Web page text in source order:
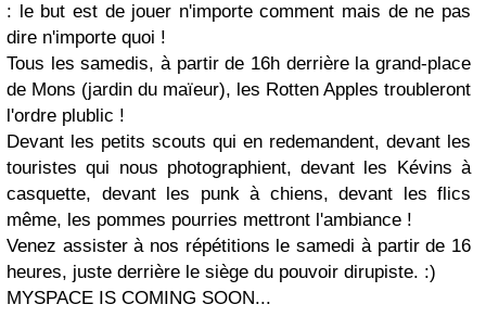
: le but est de jouer n'importe comment mais de ne pas
dire n'importe quoi !
Tous les samedis, à partir de 16h derrière la grand-place
de Mons (jardin du maïeur), les Rotten Apples troubleront
l'ordre plublic !
Devant les petits scouts qui en redemandent, devant les
touristes qui nous photographient, devant les Kévins à
casquette, devant les punk à chiens, devant les flics
même, les pommes pourries mettront l'ambiance !
Venez assister à nos répétitions le samedi à partir de 16
heures, juste derrière le siège du pouvoir dirupiste. :)
MYSPACE IS COMING SOON...